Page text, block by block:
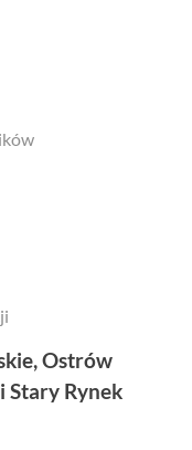
Ostrów
Stary Rynek